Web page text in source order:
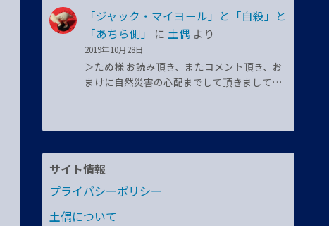
「ジャック・マイヨール」と「自殺」と
「あちら側」
に 土偶 より
2019年10月28日
＞たぬ様 お読み頂き、またコメント頂き、お
まけに自然災害の心配までして頂きまして…
サイト情報
プライバシーポリシー
土偶について